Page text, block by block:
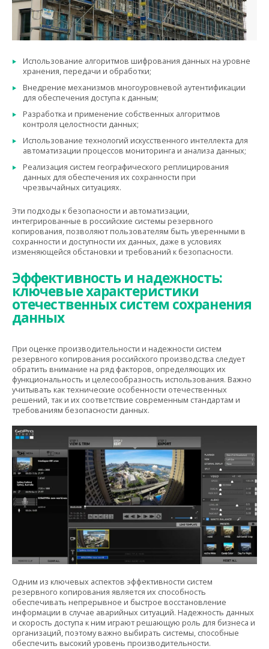
Использование алгоритмов шифрования данных на уровне
хранения, передачи и обработки;
Внедрение механизмов многоуровневой аутентификации
для обеспечения доступа к данным;
Разработка и применение собственных алгоритмов
контроля целостности данных;
Использование технологий искусственного интеллекта для
автоматизации процессов мониторинга и анализа данных;
Реализация систем географического реплицирования
данных для обеспечения их сохранности при
чрезвычайных ситуациях.
Эти подходы к безопасности и автоматизации,
интегрированные в российские системы резервного
копирования, позволяют пользователям быть уверенными в
сохранности и доступности их данных, даже в условиях
изменяющейся обстановки и требований к безопасности.
Эффективность и надежность:
ключевые характеристики
отечественных систем сохранения
данных
При оценке производительности и надежности систем
резервного копирования российского производства следует
обратить внимание на ряд факторов, определяющих их
функциональность и целесообразность использования. Важно
учитывать как технические особенности отечественных
решений, так и их соответствие современным стандартам и
требованиям безопасности данных.
Одним из ключевых аспектов эффективности систем
резервного копирования является их способность
обеспечивать непрерывное и быстрое восстановление
информации в случае аварийных ситуаций. Надежность данных
и скорость доступа к ним играют решающую роль для бизнеса и
организаций, поэтому важно выбирать системы, способные
обеспечить высокий уровень производительности.